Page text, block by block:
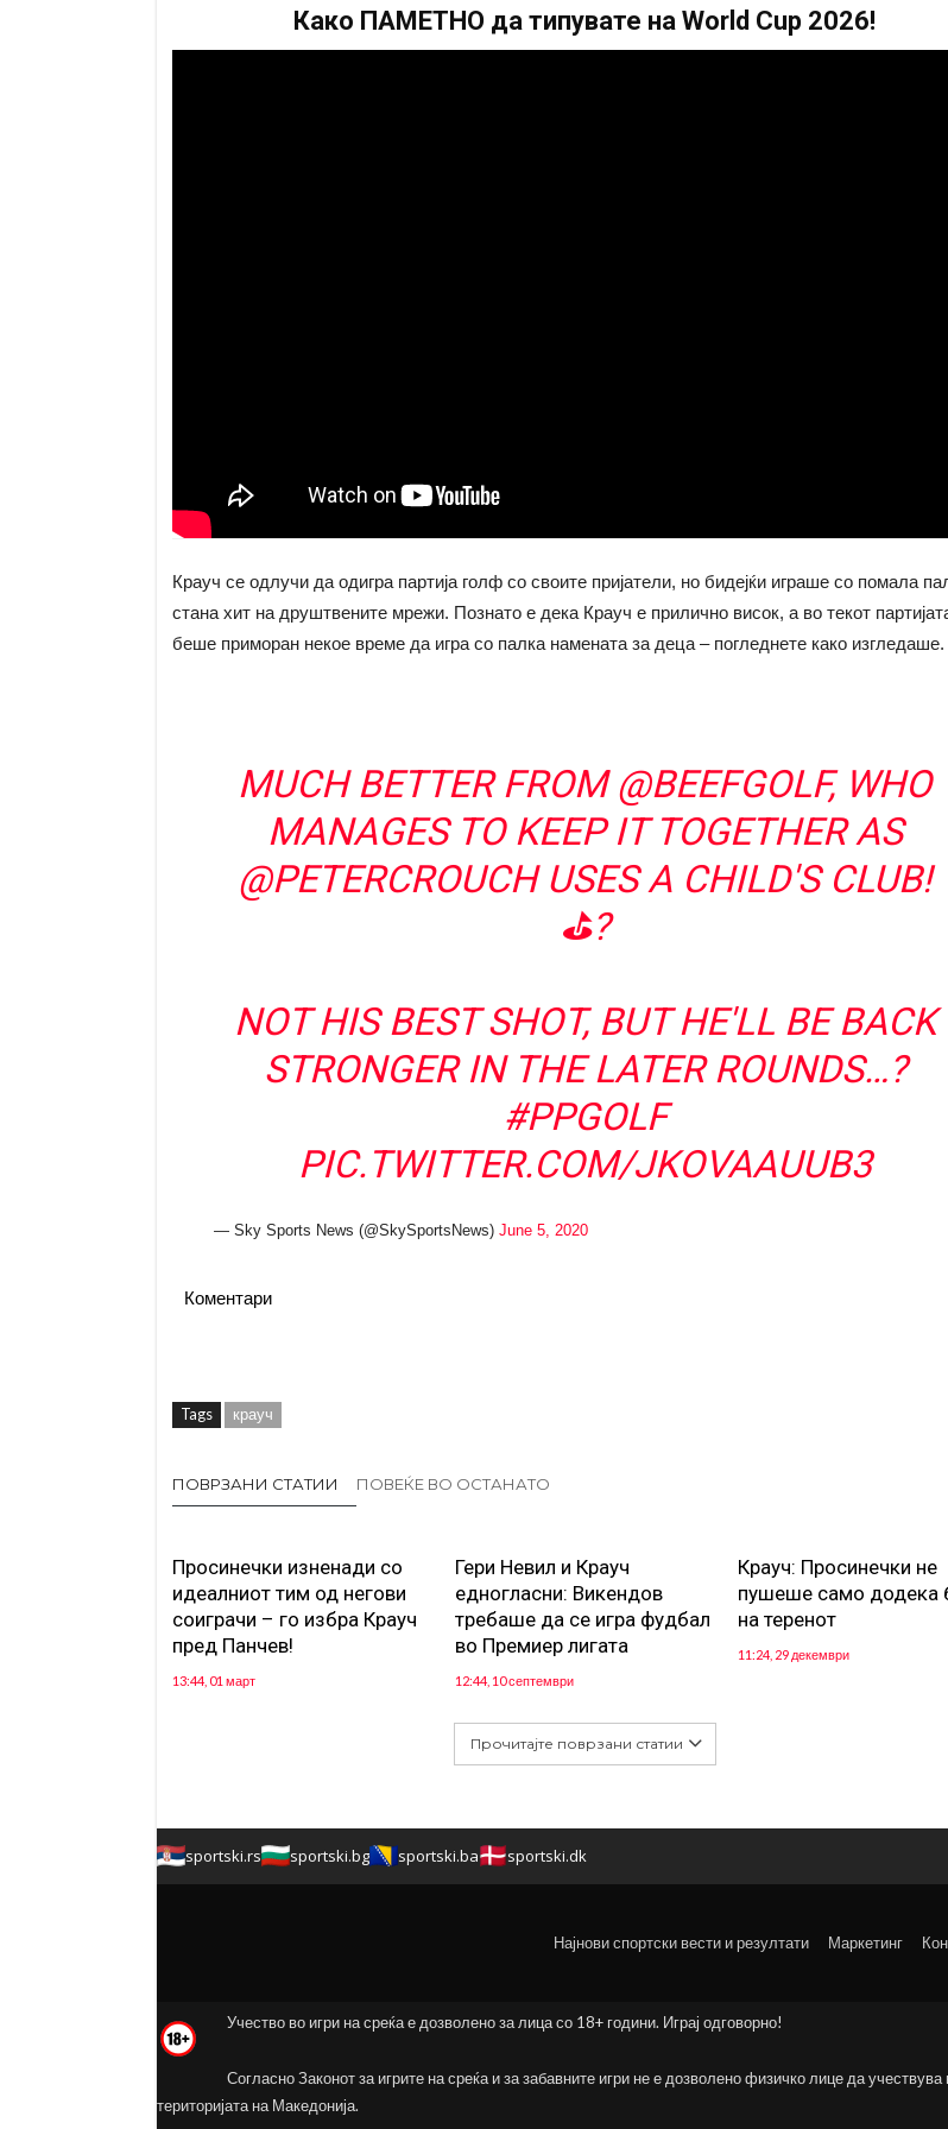
Како ПАМЕТНО да типувате на World Cup 2026!
Крауч се одлучи да одигра партија голф со своите пријатели, но бидејќи играше со помала
стана хит на друштвените мрежи. Познато е дека Крауч е прилично висок, а во текот
беше приморан некое време да игра со палка намената за деца – погледнете како изгледаше.
MUCH BETTER FROM@BEEFGOLF, WHO
MANAGES TO KEEP IT TOGETHER AS
@PETERCROUCHUSES A CHILD'S CLUB!
⛳?
NOT HIS BEST SHOT, BUT HE'LL BE BACK
STRONGER IN THE LATER ROUNDS…?
#PPGOLF
PIC.TWITTER.COM/JKOVAAUUB3
— Sky Sports News (@SkySportsNews) June 5, 2020
Коментари
Tags крауч
ПОВРЗАНИ СТАТИИ ПОВЕЌЕ ВО ОСТАНАТО
Просинечки изненади со
идеалниот тим од негови
соиграчи – го избра Крауч
пред Панчев!
13:44, 01 март
Гери Невил и Крауч
едногласни: Викендов
требаше да се игра фудбал
во Премиер лигата
12:44, 10 септември
Крауч: Просинечки не
пушеше само додека
на теренот
11:24, 29 декември
Прочитајте поврзани статии
sportski.rs sportski.bg sportski.ba sportski.dk
Најнови спортски вести и резултати Маркетинг
Учество во игри на среќа е дозволено за лица со 18+ години. Играј одговорно!
Согласно Законот за игрите на среќа и за забавните игри не е дозволено физичко лице да
територијата на Македонија.